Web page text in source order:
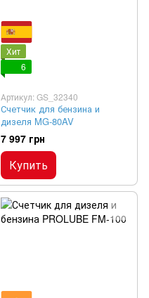
Хит
6
Артикул: GS_32340
Счетчик для бензина и
дизеля MG-80AV
7 997 грн
Купить